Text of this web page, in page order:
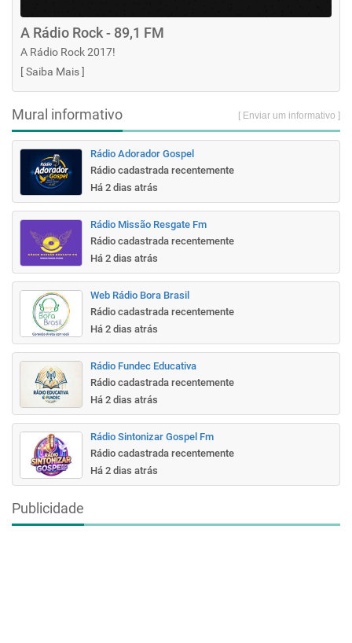
A Rádio Rock - 89,1 FM
A Rádio Rock 2017!
[Saiba Mais]
Mural informativo [ Enviar um informativo ]
Rádio Adorador Gospel
Rádio cadastrada recentemente
Há 2 dias atrás
Rádio Missão Resgate Fm
Rádio cadastrada recentemente
Há 2 dias atrás
Web Rádio Bora Brasil
Rádio cadastrada recentemente
Há 2 dias atrás
Rádio Fundec Educativa
Rádio cadastrada recentemente
Há 2 dias atrás
Rádio Sintonizar Gospel Fm
Rádio cadastrada recentemente
Há 2 dias atrás
Publicidade